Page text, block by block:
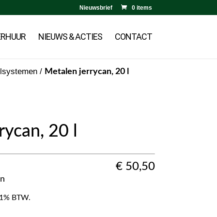
Nieuwsbrief 0 items
NIEUWS & ACTIES CONTACT
/ Metalen jerrycan, 20 l
20 l
€ 50,50
BTW.